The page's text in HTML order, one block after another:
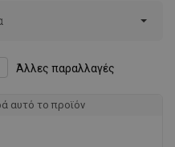
Άλλες παραλλαγές
αυτό το προϊόν